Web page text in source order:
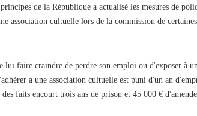
de la République a actualisé les mesures de
association cultuelle lors de la commission de
lui faire craindre de perdre son emploi ou d'exposer à
à une association cultuelle est puni d'un an
faits encourt trois ans de prison et 45 000 €